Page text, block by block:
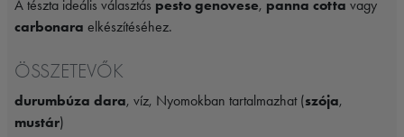
A tészta ideális választás pesto genovese, panna cotta vagy
carbonara elkészítéséhez.
ÖSSZETEVŐK
durumbúza dara, víz, Nyomokban tartalmazhat (szója,
mustár)